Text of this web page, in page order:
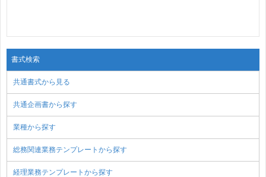
書式検索
共通書式から見る
共通企画書から探す
業種から探す
総務関連業務テンプレートから探す
経理業務テンプレートから探す